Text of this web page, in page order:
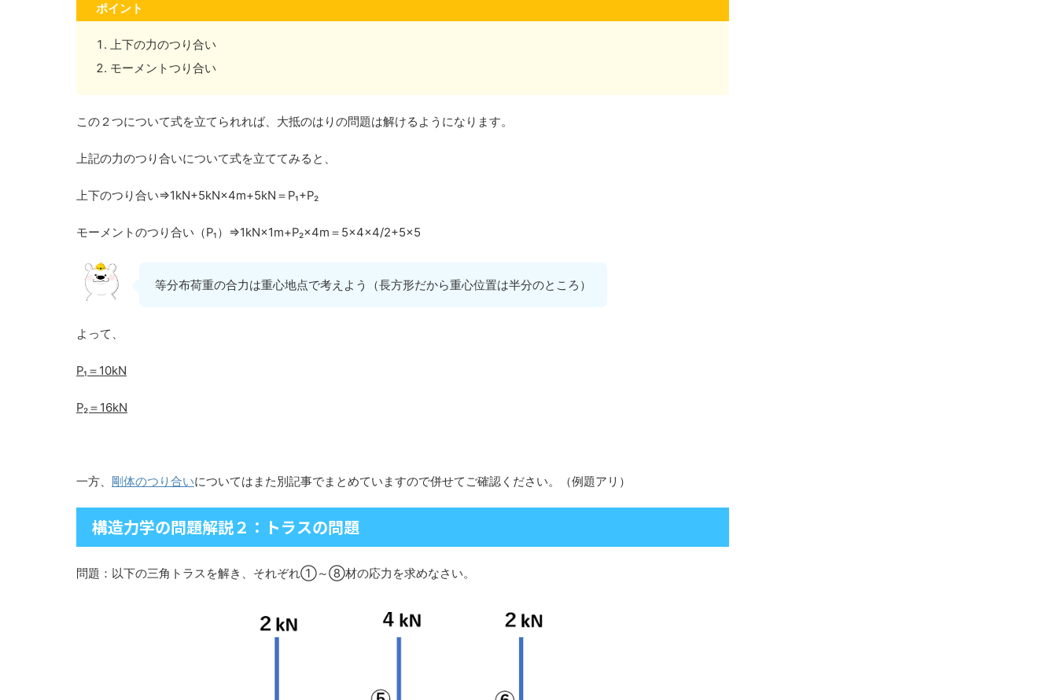
ポイント
上下の力のつり合い
モーメントつり合い
この２つについて式を立てられれば、大抵のはりの問題は解けるようになります。
上記の力のつり合いについて式を立ててみると、
上下のつり合い⇒1kN+5kN×4m+5kN＝P₁+P₂
モーメントのつり合い（P₁）⇒1kN×1m+P₂×4m＝5×4×4/2+5×5
等分布荷重の合力は重心地点で考えよう（長方形だから重心位置は半分のところ）
よって、
P₁＝10kN
P₂＝16kN
一方、 剛体のつり合いについてはまた別記事でまとめていますので併せてご確認ください。（例題アリ）
構造力学の問題解説２：トラスの問題
問題：以下の三角トラスを解き、それぞれ①～⑧材の応力を求めなさい。